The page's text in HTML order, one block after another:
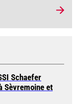
Schaefer
Sèvremoine et